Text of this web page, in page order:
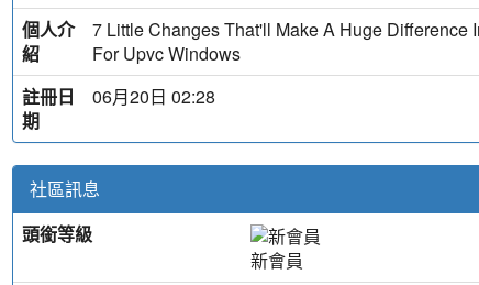
個人介
紹
7 Little Changes That'll Make A Huge Difference
For Upvc Windows
註冊日
期
06月20日 02:28
社區訊息
頭銜等級
新會員